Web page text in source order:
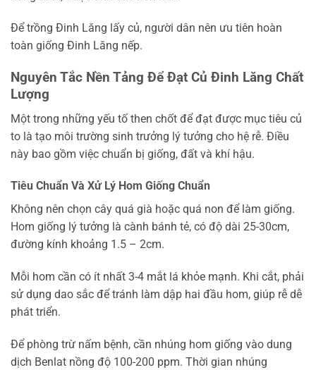
Để trồng Đinh Lăng lấy củ, người dân nên ưu tiên hoàn
toàn giống Đinh Lăng nếp.
Nguyên Tắc Nền Tảng Để Đạt Củ Đinh Lăng Chất
Lượng
Một trong những yếu tố then chốt để đạt được mục tiêu củ
to là tạo môi trường sinh trưởng lý tưởng cho hệ rễ. Điều
này bao gồm việc chuẩn bị giống, đất và khí hậu.
Tiêu Chuẩn Và Xử Lý Hom Giống Chuẩn
Không nên chọn cây quá già hoặc quá non để làm giống.
Hom giống lý tưởng là cành bánh tẻ, có độ dài 25-30cm,
đường kính khoảng 1.5 – 2cm.
Mỗi hom cần có ít nhất 3-4 mắt lá khỏe mạnh. Khi cắt, phải
sử dụng dao sắc để tránh làm dập hai đầu hom, giúp rễ dễ
phát triển.
Để phòng trừ nấm bệnh, cần nhúng hom giống vào dung
dịch Benlat nồng độ 100-200 ppm. Thời gian nhúng